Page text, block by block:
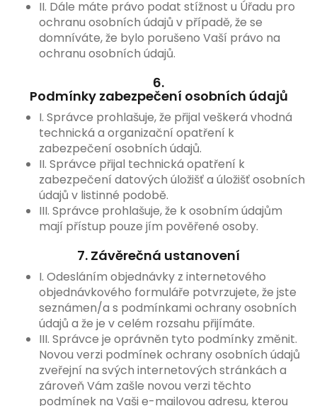
II. Dále máte právo podat stížnost u Úřadu pro
ochranu osobních údajů v případě, že se
domníváte, že bylo porušeno Vaší právo na
ochranu osobních údajů.
6.
Podmínky zabezpečení osobních údajů
I. Správce prohlašuje, že přijal veškerá vhodná
technická a organizační opatření k
zabezpečení osobních údajů.
II. Správce přijal technická opatření k
zabezpečení datových úložišť a úložišť osobních
údajů v listinné podobě.
III. Správce prohlašuje, že k osobním údajům
mají přístup pouze jím pověřené osoby.
7. Závěrečná ustanovení
I. Odesláním objednávky z internetového
objednávkového formuláře potvrzujete, že jste
seznámen/a s podmínkami ochrany osobních
údajů a že je v celém rozsahu přijímáte.
III. Správce je oprávněn tyto podmínky změnit.
Novou verzi podmínek ochrany osobních údajů
zveřejní na svých internetových stránkách a
zároveň Vám zašle novou verzi těchto
podmínek na Vaši e-mailovou adresu, kterou